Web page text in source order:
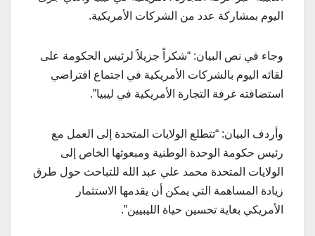
اليوم بمشاركة عدد من الشركات الأمريكية.
وجاء في نص البيان: “شكراً جزيلاً لرئيس الحكومة على
لقائه اليوم بالشركات الأمريكية في اجتماع افتراضي
استضافته غرفة التجارة الأمريكية في ليبيا”.
وأردف البيان: “تتطلع الولايات المتحدة إلى العمل مع
رئيس حكومة الوحدة الوطنية ومبعوثها الخاص إلى
الولايات المتحدة محمد علي عبد الله للتباحث حول طرق
زيادة المساهمة التي يمكن أن يقدمها الاستثمار
الأمريكي بغاية تحسين حياة الليبيين”.